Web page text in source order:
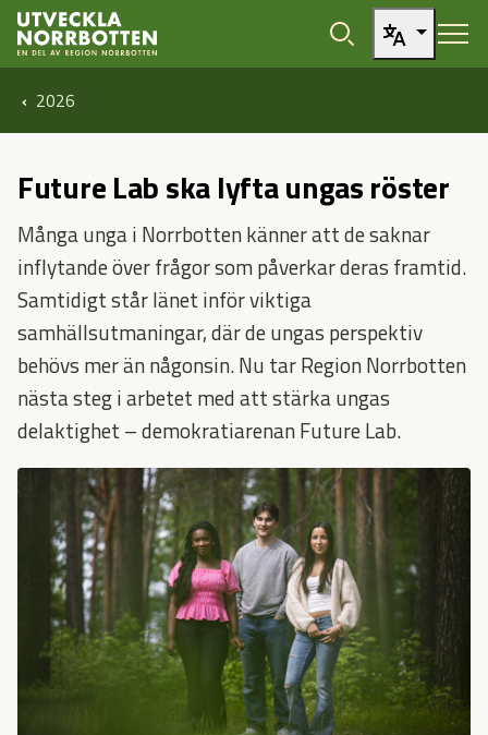
Öppna sidans huvudnavigering
Hoppa till sidans innehåll
2026
Future Lab ska lyfta ungas röster
Många unga i Norrbotten känner att de saknar
inflytande över frågor som påverkar deras framtid.
Samtidigt står länet inför viktiga
samhällsutmaningar, där de ungas perspektiv
behövs mer än någonsin. Nu tar Region Norrbotten
nästa steg i arbetet med att stärka ungas
delaktighet – demokratiarenan Future Lab.